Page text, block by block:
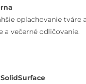
oplachovanie tváre
a večerné odličovanie.
SolidSurface